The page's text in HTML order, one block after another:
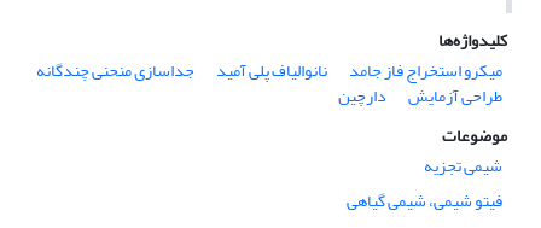
کلیدواژه‌ها
میکرو استخراج فاز جامد
نانوالیاف پلی آمید جداسازی منحنی چندگانه
طراحی آزمایش
دارچین
موضوعات
شیمی تجزیه
فیتو شیمی، شیمی گیاهی